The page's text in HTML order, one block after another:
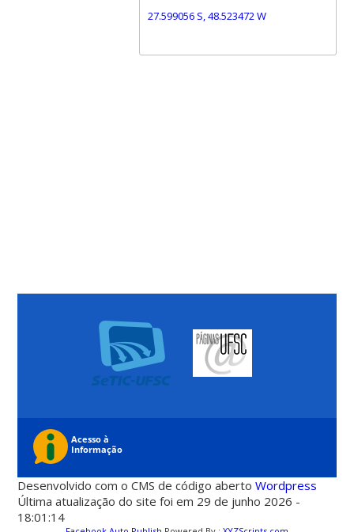
27.599056 S, 48.523472 W
Desenvolvido com o CMS de código abertoWordpress
Última atualização do site foi em 29 de junho 2026 -
18:01:14